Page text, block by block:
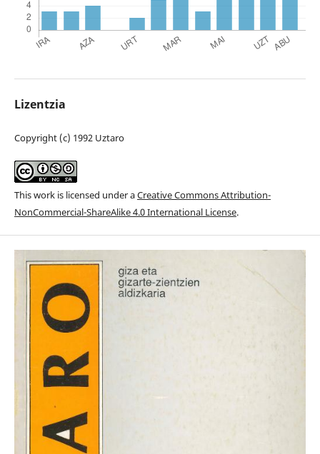
Lizentzia
Copyright (c) 1992 Uztaro
This work is licensed under aCreative Commons Attribution-
NonCommercial-ShareAlike 4.0 International License.